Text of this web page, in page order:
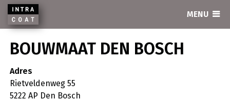
INTRACOAT MENU
BOUWMAAT DEN BOSCH
Adres
Rietveldenweg 55
5222 AP Den Bosch